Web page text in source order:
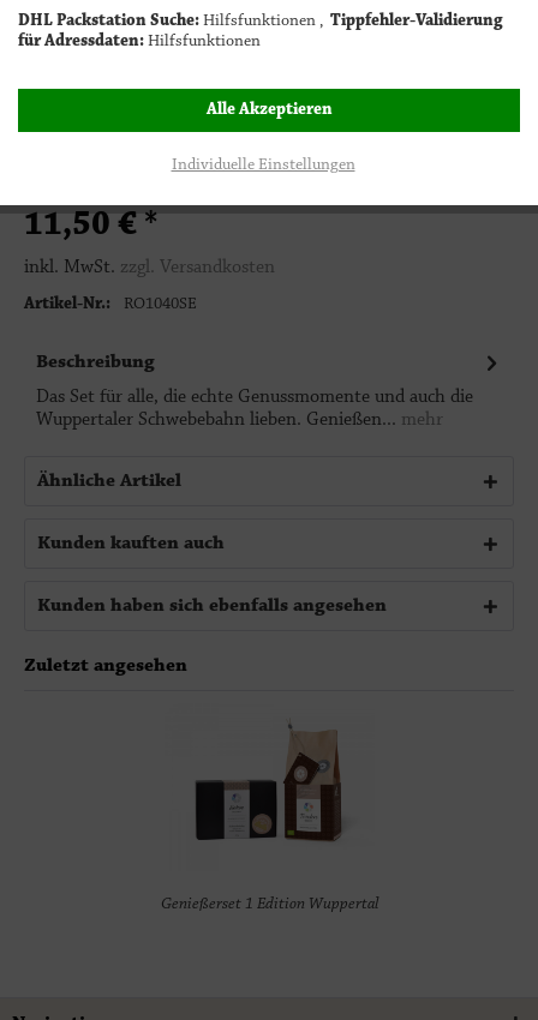
Bitte wählen
11,50 € *
inkl. MwSt. zzgl. Versandkosten
Artikel-Nr.: RO1040SE
Beschreibung
Das Set für alle, die echte Genussmomente und auch die
Wuppertaler Schwebebahn lieben. Genießen... mehr
Ähnliche Artikel
Kunden kauften auch
Kunden haben sich ebenfalls angesehen
Zuletzt angesehen
Genießerset 1 Edition Wuppertal
DHL Packstation Suche: Hilfsfunktionen , Tippfehler-Validierung
für Adressdaten: Hilfsfunktionen
Individuelle Einstellungen
Alle Akzeptieren